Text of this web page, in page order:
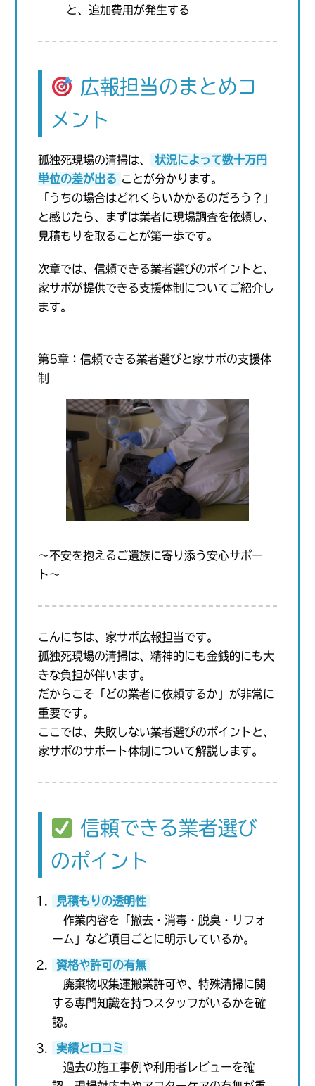
と、追加費用が発生する
広報担当のまとめコ
メント
孤独死現場の清掃は、
状況によって数十万円
単位の差が出る ことが分かります。
「うちの場合はどれくらいかかるのだろう？」
と感じたら、まずは業者に現場調査を依頼し、
見積もりを取ることが第一歩です。
次章では、信頼できる業者選びのポイントと、
家サポが提供できる支援体制についてご紹介し
ます。
第5章：信頼できる業者選びと家サポの支援体
制
〜不安を抱えるご遺族に寄り添う安心サポー
ト〜
こんにちは、家サポ広報担当です。
孤独死現場の清掃は、精神的にも金銭的にも大
きな負担が伴います。
だからこそ「どの業者に依頼するか」が非常に
重要です。
ここでは、失敗しない業者選びのポイントと、
家サポのサポート体制について解説します。
信頼できる業者選び
のポイント
見積もりの透明性
作業内容を「撤去・消毒・脱臭・リフォ
ーム」など項目ごとに明示しているか。
資格や許可の有無
廃棄物収集運搬業許可や、特殊清掃に関
する専門知識を持つスタッフがいるかを確
認。
実績と口コミ
過去の施工事例や利用者レビューを確